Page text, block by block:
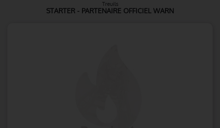
Treuils
STARTER - PARTENAIRE OFFICIEL WARN